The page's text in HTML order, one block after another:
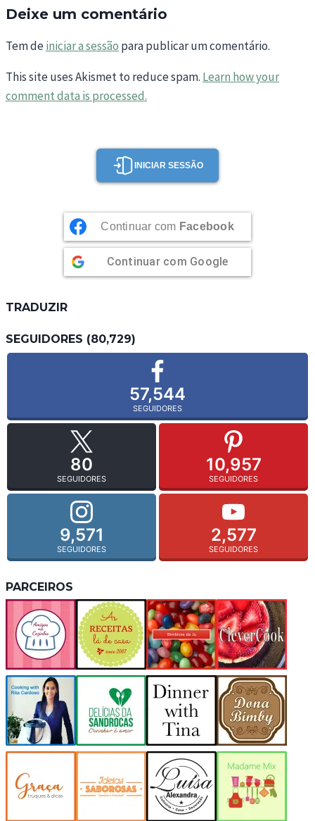
Deixe um comentário
Tem deiniciar a sessão para publicar um comentário.
This site uses Akismet to reduce spam. Learn how your
comment data is processed.
INICIAR SESSÃO
Continuar com Facebook
Continuar com Google
TRADUZIR
SEGUIDORES (80,729)
57,544
SEGUIDORES
80
SEGUIDORES
10,957
SEGUIDORES
9,571
SEGUIDORES
2,577
SEGUIDORES
PARCEIROS